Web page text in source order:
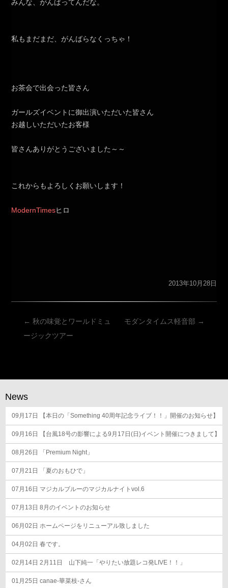
みんな、がんばってんだな。
私もまだまだ、がんばらなくっちゃ！
お茶会で出会った皆さん
ガールズイベントに御出演いただいた皆さん
お越しいただいたお客様
皆さんありがとうございました～～
これからもよろしくお願いします！
ModernTimesヒロ
2013年10月28日
投
稿
ゲ
ー
シ
ョ
ン
← 秋の味覚とワールドミュ
ージックツアー
モダンタイムス軽音部 →
News
09月17日 【本日の「Something 40周年記念ライブ！！」開催のお知らせ】
09月16日 【台風18号の影響による9月17日(日)イベント開催につきまして】
08月26日 「Premium Night」
07月21日 「夏のおもひで」
07月16日 マジカルブルーのマジカルナイトvol.6
07月13日 8月のイベントのお知らせ
06月02日 ホームページをリニューアル致しました
04月02日 春です。
02月14日 2月11日 山下純一「やりたい放題レコ発LIVE！！」
01月25日 canae-華菜枝-さん